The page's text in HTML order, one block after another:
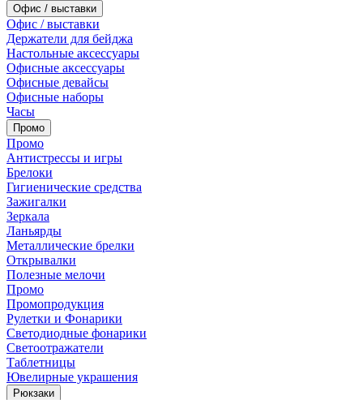
Офис / выставки
Офис / выставки
Держатели для бейджа
Настольные аксессуары
Офисные аксессуары
Офисные девайсы
Офисные наборы
Часы
Промо
Промо
Антистрессы и игры
Брелоки
Гигиенические средства
Зажигалки
Зеркала
Ланьярды
Металлические брелки
Открывалки
Полезные мелочи
Промо
Промопродукция
Рулетки и Фонарики
Светодиодные фонарики
Светоотражатели
Таблетницы
Ювелирные украшения
Рюкзаки